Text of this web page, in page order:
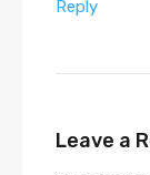
Reply
Leave a